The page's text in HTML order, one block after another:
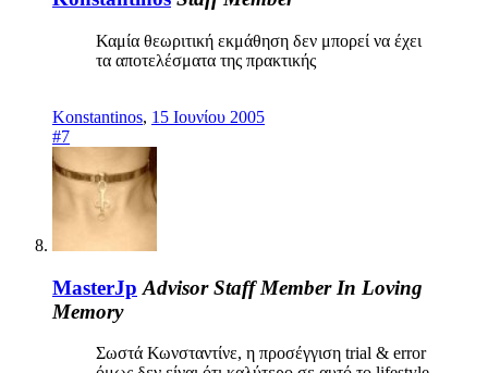
Καμία θεωριτική εκμάθηση δεν μπορεί να έχει
τα αποτελέσματα της πρακτικής
Konstantinos, 15 Ιουνίου 2005
#7
MasterJp Advisor Staff Member In Loving
Memory
Σωστά Κωνσταντίνε, η προσέγγιση trial & error